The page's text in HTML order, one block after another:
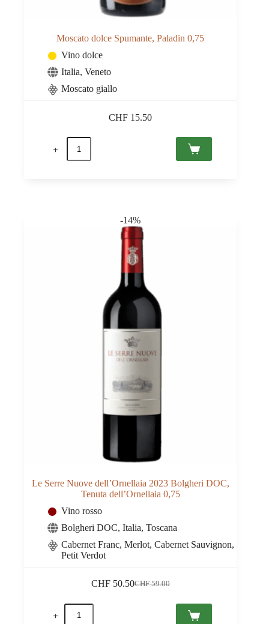
Moscato dolce Spumante, Paladin 0,75
Vino dolce
Italia, Veneto
Moscato giallo
CHF 15.50
Moscato
dolce
Spumante,
-14%
Le Serre Nuove dell’Ornellaia 2023 Bolgheri DOC,
Tenuta dell’Ornellaia 0,75
Vino rosso
Bolgheri DOC, Italia, Toscana
Cabernet Franc, Merlot, Cabernet Sauvignon,
Petit Verdot
CHF59.00
Il
CHF50.50
Il
Le
Serre